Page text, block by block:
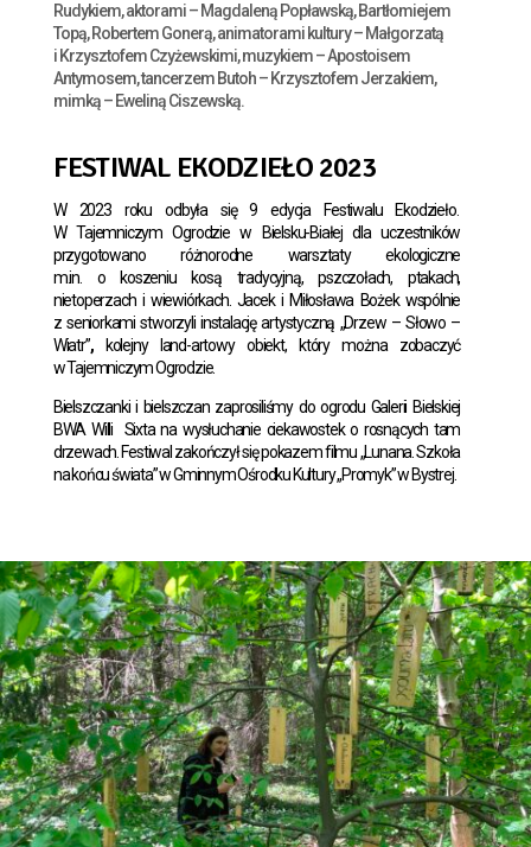
Rudykiem, aktorami – Magdaleną Popławską, Bartłomiejem
Topą, Robertem Gonerą, animatorami kultury – Małgorzatą
i Krzysztofem Czyżewskimi, muzykiem – Apostoisem
Antymosem, tancerzem Butoh – Krzysztofem Jerzakiem,
mimką – Eweliną Ciszewską.
FESTIWAL EKODZIEŁO 2023
W 2023 roku odbyła się 9 edycja Festiwalu Ekodzieło.
W Tajemniczym Ogrodzie w Bielsku-Białej dla uczestników
przygotowano różnorodne warsztaty ekologiczne
m.in. o koszeniu kosą tradycyjną, pszczołach, ptakach,
nietoperzach i wiewiórkach. Jacek i Miłosława Bożek wspólnie
z seniorkami stworzyli instalację artystyczną „Drzew – Słowo –
Wiatr”,
kolejny land-artowy obiekt, który można zobaczyć
w Tajemniczym Ogrodzie.
Bielszczanki i bielszczan zaprosiliśmy do ogrodu Galerii Bielskiej
BWA Willi Sixta na wysłuchanie ciekawostek o rosnących tam
drzewach. Festiwal zakończył się pokazem filmu „Lunana. Szkoła
na końcu świata” w Gminnym Ośrodku Kultury „Promyk” w Bystrej.